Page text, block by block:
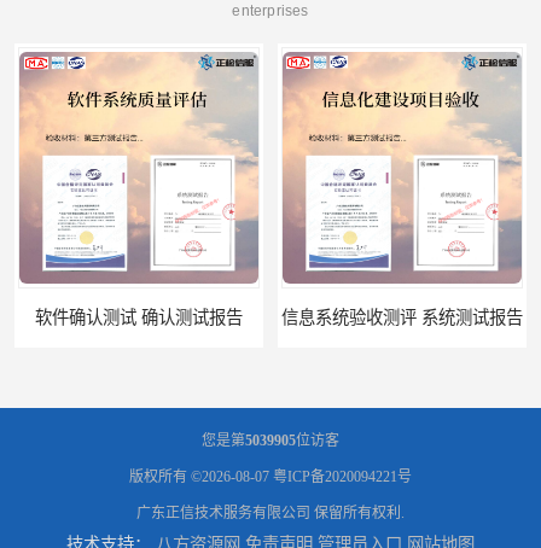
enterprises
软件确认测试 确认测试报告 信息系统验收测评 系统测试报告
您是第5039905位访客
版权所有 ©2026-08-07 粤ICP备2020094221号
广东正信技术服务有限公司 保留所有权利.
技术支持： 八方资源网 免责声明 管理员入口 网站地图